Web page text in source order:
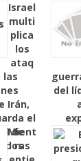
Israel
multi
plica
los
ataq
las
Irán,
el
de
del
Mient
ras